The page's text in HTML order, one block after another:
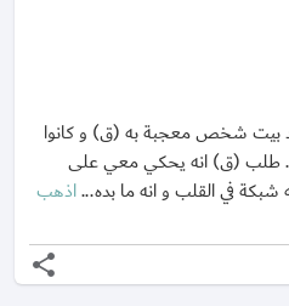
بيت شخص معجبة به (ق) و كانوا
.. طلب (ق) انه يحكي معي على
في القلب و انه ما بده...اذهب
share